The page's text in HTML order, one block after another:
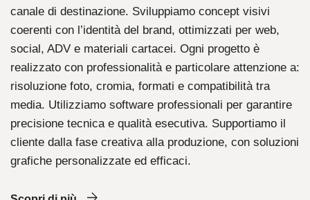
canale di destinazione. Sviluppiamo concept visivi
coerenti con l’identità del brand, ottimizzati per web,
social, ADV e materiali cartacei. Ogni progetto è
realizzato con professionalità e particolare attenzione a:
risoluzione foto, cromia, formati e compatibilità tra
media. Utilizziamo software professionali per garantire
precisione tecnica e qualità esecutiva. Supportiamo il
cliente dalla fase creativa alla produzione, con soluzioni
grafiche personalizzate ed efficaci.